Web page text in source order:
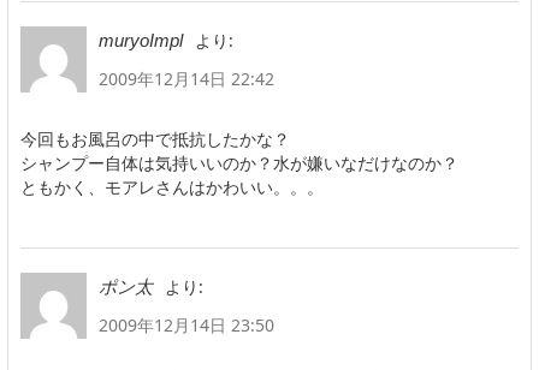
muryoImpl
より:
2009年12月14日 22:42
今回もお風呂の中で抵抗したかな？
シャンプー自体は気持いいのか？水が嫌いなだけなのか？
ともかく、モアレさんはかわいい。。。
ポン太
より:
2009年12月14日 23:50